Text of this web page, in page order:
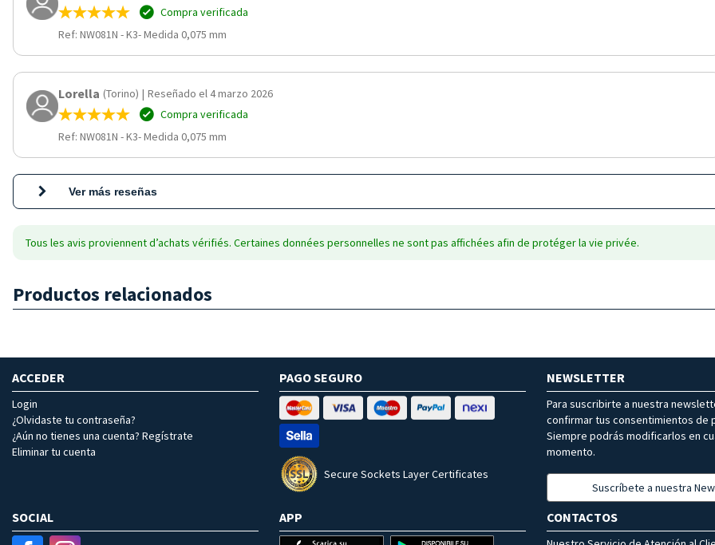
Compra verificada
Ref: NW081N -K3- Medida 0,075 mm
Lorella (Torino) | Reseñado el 4 marzo 2026
Compra verificada
Ref: NW081N -K3- Medida 0,075 mm
Ver más reseñas
Tous les avis proviennent d’achats vérifiés. Certaines données personnelles ne sont pas affichées afin de protéger la vie privée.
Productos relacionados
ACCEDER
Login
¿Olvidaste tu contraseña?
¿Aún no tienes una cuenta? Regístrate
Eliminar tu cuenta
PAGO SEGURO
Secure Sockets Layer Certificates
NEWSLETTER
Para suscribirte a nuestra
confirmar tus consentimientos de
Siempre podrás modificarlos en
momento.
Suscríbete a nuestra
SOCIAL APP CONTACTOS